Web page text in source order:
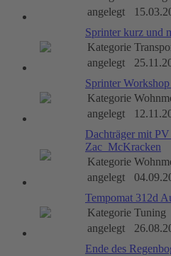
angelegt
Sprinter kurz und
Kategorie
angelegt
Sprinter
Kategorie
angelegt
Dachträger mit
Zac_McKracken
Kategorie
angelegt
Tempomat 312d
Kategorie Tuning
angelegt
Ende des